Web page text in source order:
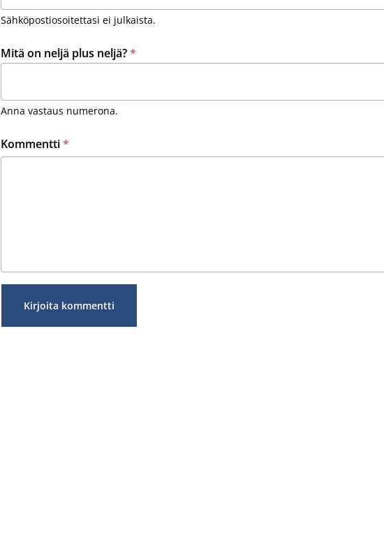
Sähköpostiosoitettasi ei julkaista.
Mitä on neljä plus neljä?*
Anna vastaus numerona.
Kommentti*